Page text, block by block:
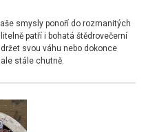
smysly ponoří do rozmanitých
patří i bohatá štědrovečerní
svou váhu nebo dokonce
stále chutně.